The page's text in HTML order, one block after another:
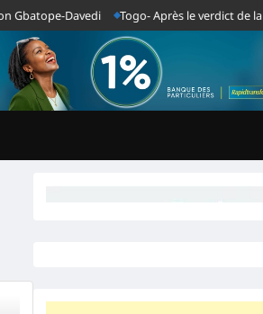
Davedi Togo- Après le verdict de la